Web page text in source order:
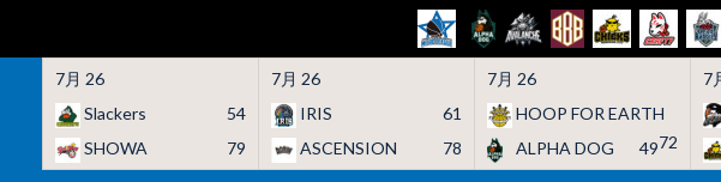
7月 26
Slackers
54
SHOWA
79
7月 26
IRIS
61
ASCENSION
78
7月 26
HOOP FOR EARTH
72
ALPHA DOG 49
7